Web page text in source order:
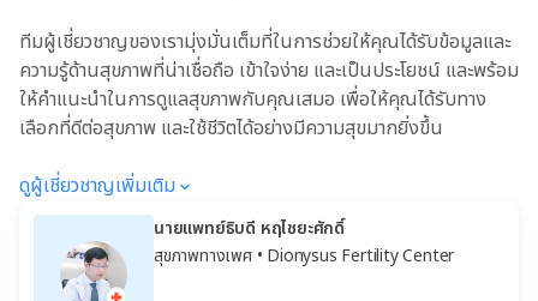
ทีมผู้เชี่ยวชาญของเรามุ่งมั่นเต็มที่ในการช่วยให้คุณได้รับข้อมูลและ
ความรู้ด้านสุขภาพที่น่าเชื่อถือ เข้าใจง่าย และเป็นประโยชน์ และพร้อม
ให้คำแนะนำในการดูแลสุขภาพกับคุณเสมอ เพื่อให้คุณได้รับทาง
เลือกที่ดีต่อสุขภาพ และใช้ชีวิตได้อย่างมีความสุขมากยิ่งขึ้น
ดูผู้เชี่ยวชาญเพิ่มเติม
นายแพทย์ธิบดี หฤไชยะศักดิ์
สุขภาพทางเพศ• Dionysus Fertility Center